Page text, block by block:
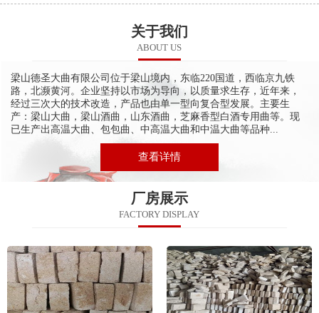
关于我们
ABOUT US
梁山德圣大曲有限公司位于梁山境内，东临220国道，西临京九铁
路，北濒黄河。企业坚持以市场为导向，以质量求生存，近年来，
经过三次大的技术改造，产品也由单一型向复合型发展。主要生
产：梁山大曲，梁山酒曲，山东酒曲，芝麻香型白酒专用曲等。现
已生产出高温大曲、包包曲、中高温大曲和中温大曲等品种...
查看详情
厂房展示
FACTORY DISPLAY